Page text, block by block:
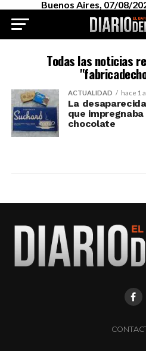
Buenos Aires, 07/08/
Todas las noticias
ACTUALIDAD hace 1
La
que
chocolate